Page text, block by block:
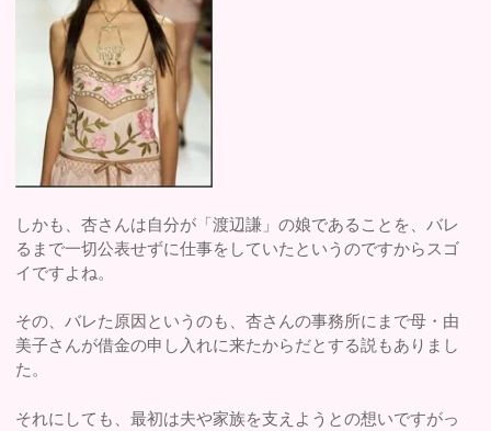
しかも、杏さんは自分が「渡辺謙」の娘であることを、バレ
るまで一切公表せずに仕事をしていたというのですからスゴ
イですよね。
その、バレた原因というのも、杏さんの事務所にまで母・由
美子さんが借金の申し入れに来たからだとする説もありまし
た。
それにしても、最初は夫や家族を支えようとの想いですがっ